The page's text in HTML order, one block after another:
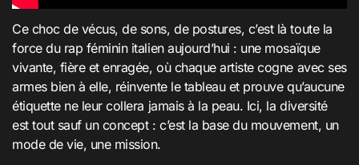
Ce choc de vécus, de sons, de postures, c’est là toute la
force du rap féminin italien aujourd’hui : une mosaïque
vivante, fière et enragée, où chaque artiste cogne avec ses
armes bien à elle, réinvente le tableau et prouve qu’aucune
étiquette ne leur collera jamais à la peau. Ici, la diversité
est tout sauf un concept : c’est la base du mouvement, un
mode de vie, une mission.